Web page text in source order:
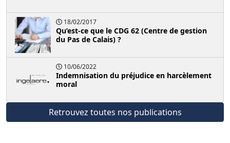
18/02/2017
Qu’est-ce que le CDG 62 (Centre de gestion
du Pas de Calais) ?
10/06/2022
Indemnisation du préjudice en harcèlement
moral
Retrouvez toutes nos publications